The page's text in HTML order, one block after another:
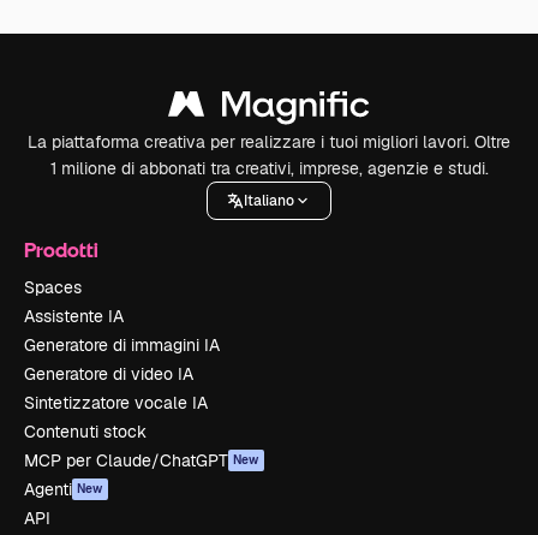
La piattaforma creativa per realizzare i tuoi migliori lavori. Oltre
1 milione di abbonati tra creativi, imprese, agenzie e studi.
Italiano
Prodotti
Spaces
Assistente IA
Generatore di immagini IA
Generatore di video IA
Sintetizzatore vocale IA
Contenuti stock
MCP per Claude/ChatGPT New
Agenti New
API